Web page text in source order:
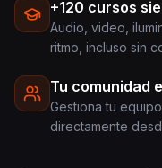
+120 cursos
Audio, video,
ritmo, incluso sin
Tu comunidad
Gestiona tu
directamente